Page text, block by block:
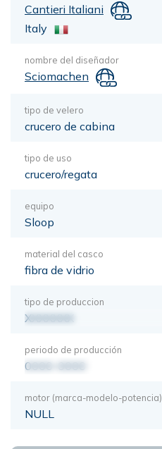
Cantieri Italiani
Italy
nombre del diseñador
Sciomachen
tipo de velero
crucero de cabina
tipo de uso
crucero/regata
equipo
Sloop
material del casco
fibra de vidrio
tipo de produccion
XXXXXXX
periodo de producción
0000-0000
motor (marca-modelo-potencia)
NULL